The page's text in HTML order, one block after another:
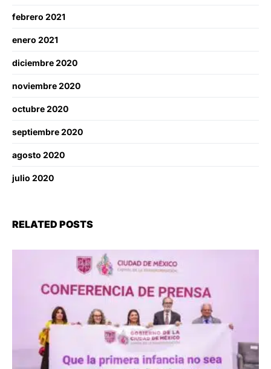
febrero 2021
enero 2021
diciembre 2020
noviembre 2020
octubre 2020
septiembre 2020
agosto 2020
julio 2020
RELATED POSTS